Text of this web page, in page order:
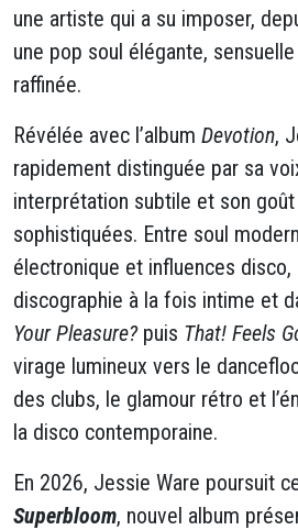
une artiste qui a su imposer,
une pop soul élégante,
raffinée.
Révélée avec l’album Devotion,
rapidement distinguée par sa
interprétation subtile et son
sophistiquées. Entre soul
électronique et influences
discographie à la fois intime et
Your Pleasure?puis That! Feels
virage lumineux vers le
des clubs, le glamour rétro et
la disco contemporaine.
En 2026, Jessie Ware poursuit
Superbloom, nouvel album